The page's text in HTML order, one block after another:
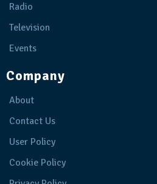
Radio
Television
Events
Company
About
Contact Us
User Policy
Cookie Policy